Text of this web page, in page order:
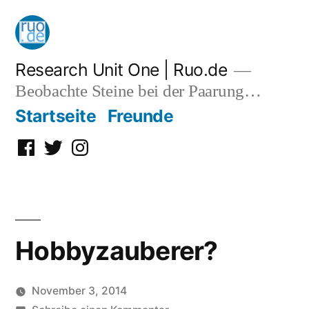
Zum
Inhalt
springen
Research Unit One | Ruo.de
Beobachte Steine bei der Paarung…
Startseite Freunde
Facebook
TwitterInstagram
Hobbyzauberer?
November 3, 2014